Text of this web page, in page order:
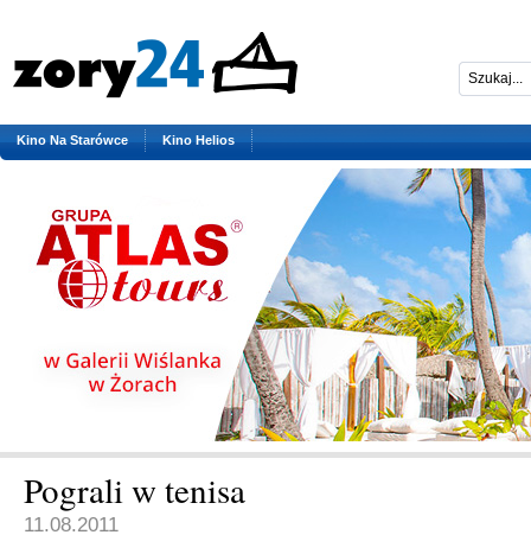
Kino Na Starówce Kino Helios
Pograli w tenisa
11.08.2011